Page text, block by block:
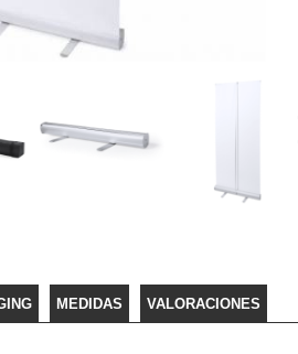
MEDIDAS VALORACIONES